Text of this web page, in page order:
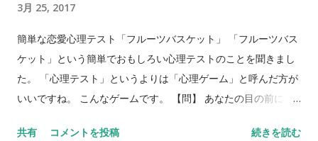
3月 25, 2017
簡単な恋愛心理テスト「フルーツバスケット」 「フルーツバス
ケット」という簡単でおもしろい心理テストのことを聞きまし
た。 「心理テスト」というよりは「心理ゲーム」と呼んだ方が
いいですね。 こんなゲームです。 【問】 あなたの目の前に、
共有 コメントを投稿 続きを読む